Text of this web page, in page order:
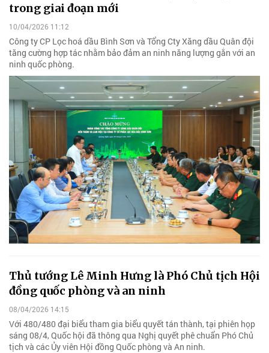
trong giai đoạn mới
10/04/2026 11:12
Công ty CP Lọc hoá dầu Bình Sơn và Tổng Cty Xăng dầu Quân đội
tăng cường hợp tác nhằm bảo đảm an ninh năng lượng gắn với an
ninh quốc phòng.
Thủ tướng Lê Minh Hưng là Phó Chủ tịch Hội
đồng quốc phòng và an ninh
08/04/2026 14:15
Với 480/480 đại biểu tham gia biểu quyết tán thành, tại phiên họp
sáng 08/4, Quốc hội đã thông qua Nghị quyết phê chuẩn Phó Chủ
tịch và các Ủy viên Hội đồng Quốc phòng và An ninh.